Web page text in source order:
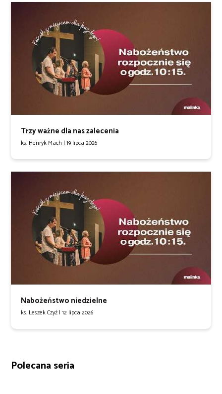
Trzy ważne dla nas zalecenia
ks. Henryk Mach | 19 lipca 2026
Nabożeństwo niedzielne
ks. Leszek Czyż | 12 lipca 2026
Polecana seria